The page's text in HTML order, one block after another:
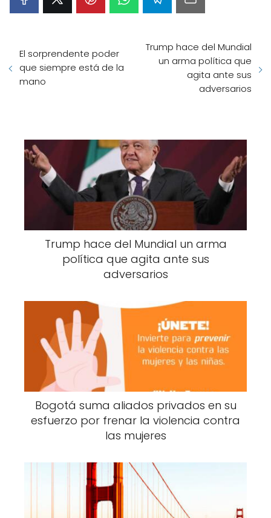
El sorprendente poder
que siempre está de la
mano
Trump hace del Mundial
un arma política que
agita ante sus
adversarios
Trump hace del Mundial un arma
política que agita ante sus
adversarios
Bogotá suma aliados privados en su
esfuerzo por frenar la violencia contra
las mujeres